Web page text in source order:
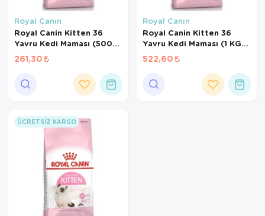
Royal Canın
Royal Canin Kitten 36
Yavru Kedi Maması (500
GR BÖLÜNMÜŞ)
261,30
Royal Canın
Royal Canin Kitten 36
Yavru Kedi Maması (1 KG
BÖLÜNMÜŞ)
522,60
ÜCRETSIZ KARGO